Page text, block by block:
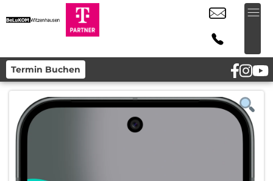
Termin Buchen